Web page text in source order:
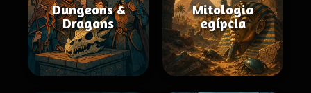
Dungeons &
Dragons
Mitologia
egípcia